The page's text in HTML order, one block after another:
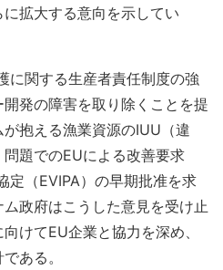
拡大する意向を示してい
に関する生産者責任制度の強
発の障害を取り除くことを提
抱える漁業資源のIUU（違
題でのEUによる改善要求
定（EVIPA）の早期批准を求
政府はこうした意見を受け止
けてEU企業と協力を深め、
ある。